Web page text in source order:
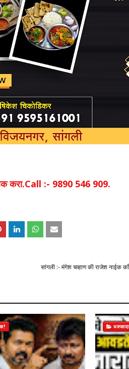
करा.Call :- 9890 546 909.
सांगली :- मंगेश चव्हाण की राजेश नाईक